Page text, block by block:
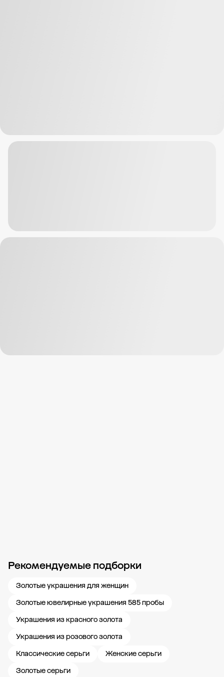
Рекомендуемые подборки
Золотые украшения для женщин
Золотые ювелирные украшения 585 пробы
Украшения из красного золота
Украшения из розового золота
Классические серьги
Женские серьги
Золотые серьги
Новости компании Журнал ЗОЛОТОЙ Блог